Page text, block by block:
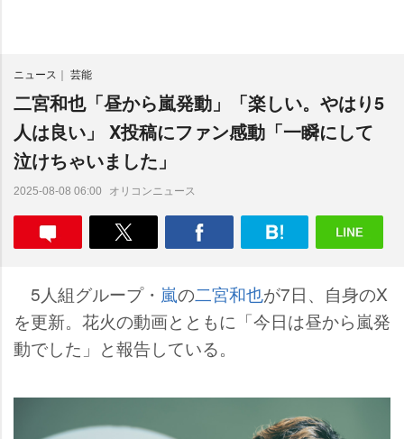
ニュース 芸能
二宮和也「昼から嵐発動」「楽しい。やはり5
人は良い」 X投稿にファン感動「一瞬にして
泣けちゃいました」
2025-08-08 06:00 オリコンニュース
5人組グループ・ 嵐の二宮和也が7日、自身のX
を更新。花火の動画とともに「今日は昼から嵐発
動でした」と報告している。